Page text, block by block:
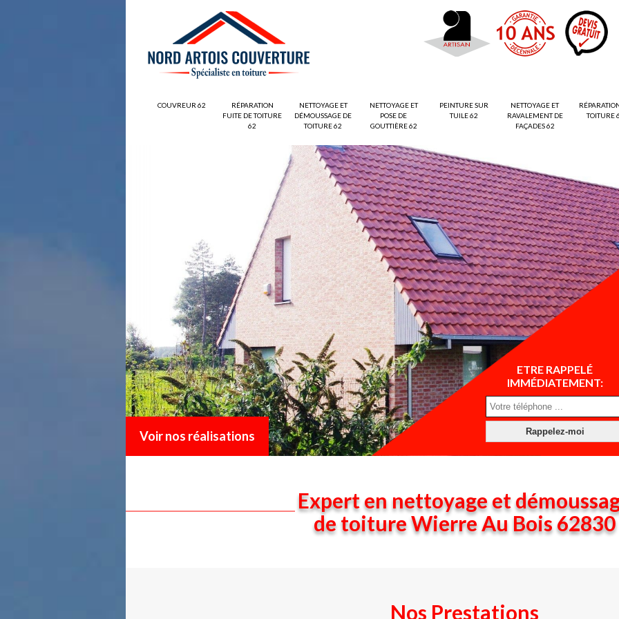
COUVREUR 62
RÉPARATION
FUITE DE TOITURE
62
NETTOYAGE ET
DÉMOUSSAGE DE
TOITURE 62
NETTOYAGE ET
POSE DE
GOUTTIÈRE 62
PEINTURE SUR
TUILE 62
NETTOYAGE ET
RAVALEMENT DE
FAÇADES 62
TOITURE
Voir nos réalisations
ETRE RAPPELÉ
IMMÉDIATEMENT:
Expert en nettoyage et
de toiture Wierre Au Bois 62830
Nos Prestations